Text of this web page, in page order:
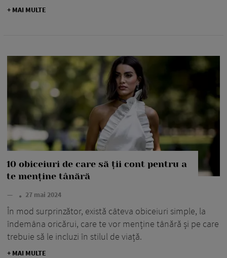
+ MAI MULTE
10 obiceiuri de care să ții cont pentru a
te menține tânără
— 27 mai 2024
În mod surprinzător, există câteva obiceiuri simple, la
îndemâna oricărui, care te vor menține tânără și pe care
trebuie să le incluzi în stilul de viață.
+ MAI MULTE